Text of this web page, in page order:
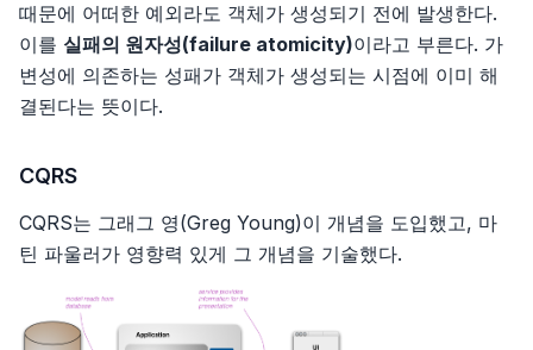
때문에 어떠한 예외라도 객체가 생성되기 전에 발생한다.
이를 실패의 원자성(failure atomicity)이라고 부른다. 가
변성에 의존하는 성패가 객체가 생성되는 시점에 이미 해
결된다는 뜻이다.
CQRS
CQRS는 그래그 영(Greg Young)이 개념을 도입했고, 마
틴 파울러가 영향력 있게 그 개념을 기술했다.